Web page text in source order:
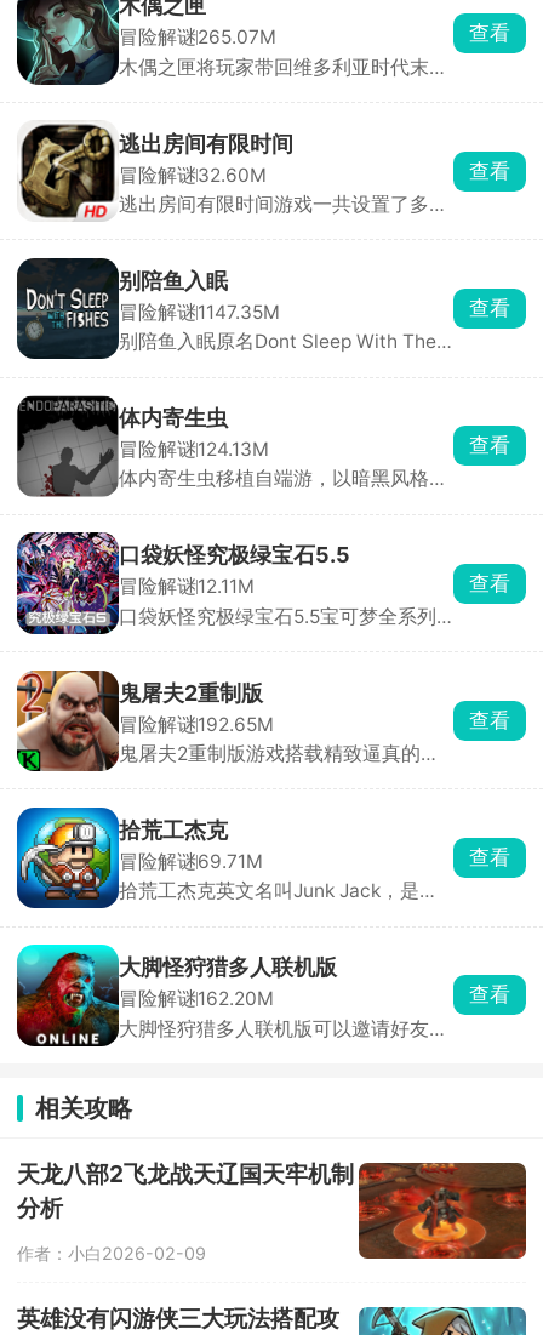
木偶之匣
冒险解谜265.07M
木偶之匣将玩家带回维多利亚时代末期
的木偶庄园。随着深入探索，索恩家族
消失的惊天秘密逐渐揭开面纱。游戏采
用碎片化叙事方式，剧情并非单一线性
展开，而是需要你通过收集线索、破解
查看
逃出房间有限时间
冒险解谜32.60M
逃出房间有限时间游戏一共设置了多个
脱冒险。探索过程中，你要细心搜寻场
景内的各类道具，合理利用游戏给出的
提示，借助道具与场景物件互动，一步
步突破多个相连房室的封锁，揭开场景
查看
别陪鱼入眠
冒险解谜1147.35M
别陪鱼入眠原名Dont Sleep With The
Steam移植至手机端的末日恐怖生存游
戏。游戏采用PSX复古低多边形风格，
以第一人称视角展开。玩家扮演一名船
长，船只正在沉没，你只有60秒的逃生
逃生。
查看
体内寄生虫
冒险解谜124.13M
体内寄生虫移植自端游，以暗黑风格的
在吞噬你的身体，而你只剩一只手臂可
以使用。为了活下去，你必须深入阴暗
的实验室，搜寻止血绷带和驱虫疫苗来
压制体内的寄生虫，同时收集枪械弹
查看
口袋妖怪究极绿宝石5.5
冒险解谜12.11M
口袋妖怪究极绿宝石5.5宝可梦全系列
不同的精灵并驯服，参与多个周目的挑
战，体验到原汁原味的怀旧经典。
查看
鬼屠夫2重制版
冒险解谜192.65M
鬼屠夫2重制版游戏搭载精致逼真的全
主角木守，肩负一项危险重重的秘密任
务，必须在昏暗压抑的场景中，时刻保
持警惕，小心翼翼地躲避鬼屠夫的疯狂
追捕与致命袭击，同时在错综复杂的环
查看
拾荒工杰克
冒险解谜69.71M
拾荒工杰克英文名叫Junk Jack，是一
星之间穿梭旅行，收集材料、捕鱼、养
牲畜、栽花、打怪、建住所，一切全靠
双手创造。玩法涵盖手工制作、烹调食
品、酿造药水，数百种珍品等你收集，
查看
大脚怪狩猎多人联机版
冒险解谜162.20M
大脚怪狩猎多人联机版可以邀请好友，
情况，则有一名好友需要扮演大脚怪，
其余的都是猎人，在丛林里开启紧张刺
源，使用手中的武器去狩猎凶猛的大脚
怪，最终成功抓捕；而大脚怪则是躲避
一众猎人，也可以趁猎人只有一人的时
查看
相关攻略
天龙八部2飞龙战天辽国天牢机制
分析
作者：小白2026-02-09
英雄没有闪游侠三大玩法搭配攻